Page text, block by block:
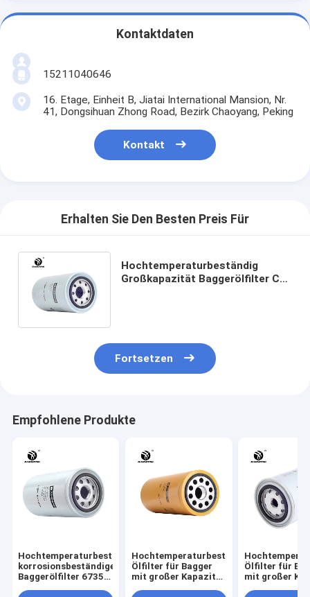
Kontaktdaten
15211040646
16. Etage, Einheit B, Jiatai International Mansion, Nr.
41, Dongsihuan Zhong Road, Bezirk Chaoyang, Peking
Kontakt
Erhalten Sie Den Besten Preis Für
Hochtemperaturbeständig
Großkapazität Baggerölfilter C-
Fortsetzen
Empfohlene Produkte
Hochtemperaturbeständiger,
korrosionsbeständiger
Baggerölfilter 6735-
Hochtemperaturbeständiges
Ölfilter für Bagger
mit großer Kapazität
Ölfilter für
mit großer